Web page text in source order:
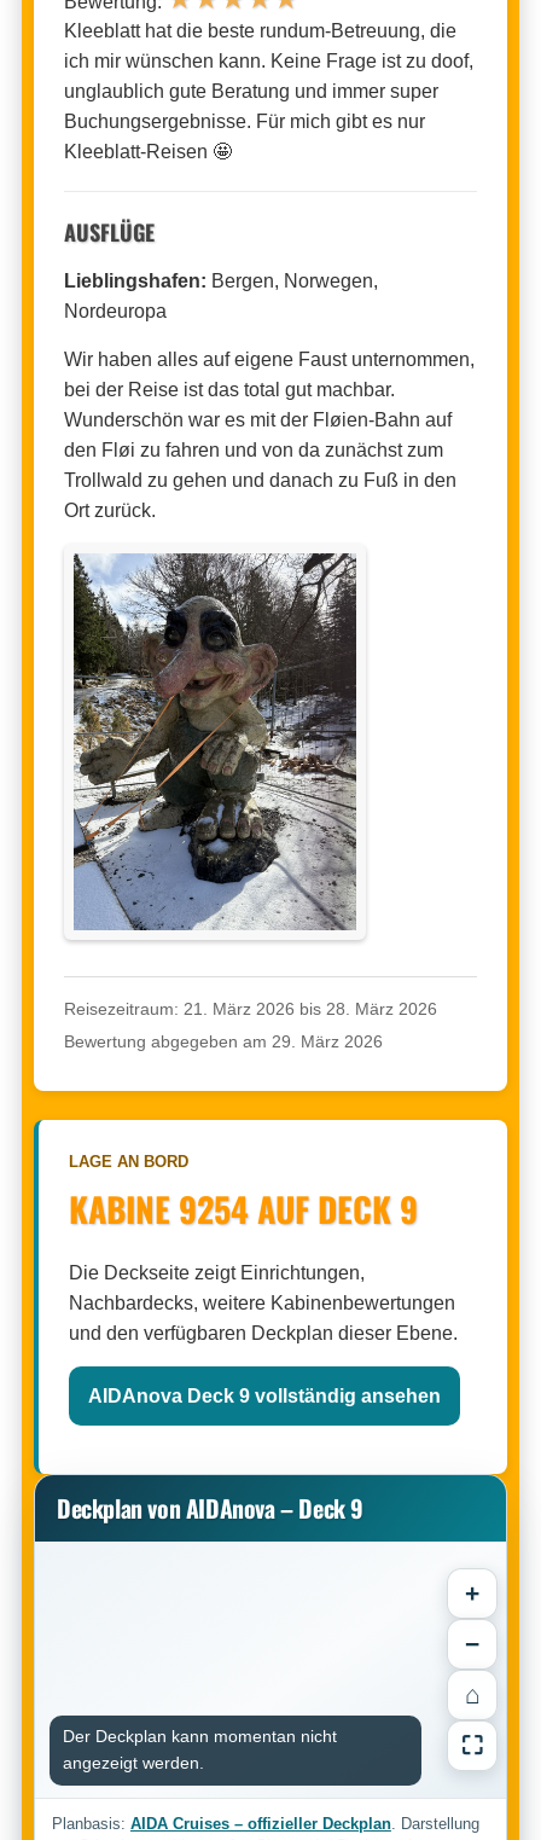
Kleeblatt hat die beste rundum-Betreuung, die
ich mir wünschen kann. Keine Frage ist zu doof,
unglaublich gute Beratung und immer super
Buchungsergebnisse. Für mich gibt es nur
Kleeblatt-Reisen 🤩
AUSFLÜGE
Lieblingshafen: Bergen, Norwegen,
Nordeuropa
Wir haben alles auf eigene Faust unternommen,
bei der Reise ist das total gut machbar.
Wunderschön war es mit der Fløien-Bahn auf
den Fløi zu fahren und von da zunächst zum
Trollwald zu gehen und danach zu Fuß in den
Ort zurück.
Reisezeitraum: 21. März 2026 bis 28. März 2026
Bewertung abgegeben am 29. März 2026
LAGE AN BORD
KABINE 9254 AUF DECK 9
Die Deckseite zeigt Einrichtungen,
Nachbardecks, weitere Kabinenbewertungen
und den verfügbaren Deckplan dieser Ebene.
AIDAnova Deck 9 vollständig ansehen
Deckplan von AIDAnova – Deck 9
+
−
⌂
⛶
Der Deckplan kann momentan nicht
angezeigt werden.
Planbasis: AIDA Cruises – offizieller Deckplan. Darstellung